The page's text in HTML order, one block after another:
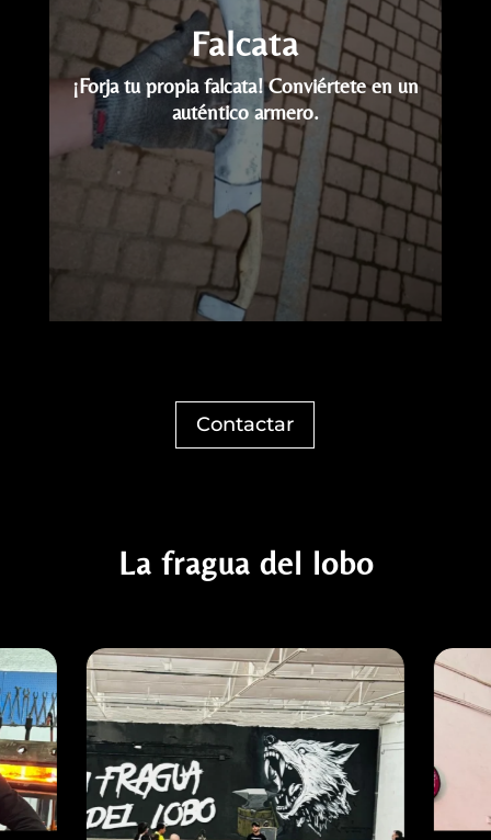
Falcata
¡Forja tu propia falcata!Conviértete en un
auténtico armero.
Contactar
La fragua del lobo